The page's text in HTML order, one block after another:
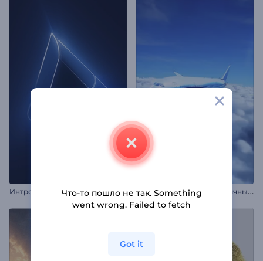
Интро "Неоновое сияние" А
нимация лого: Реалистичный самолет
Что-то пошло не так. Something
went wrong. Failed to fetch
Got it